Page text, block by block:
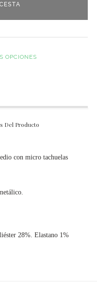
OPCIONES
Del Producto
con micro tachuelas
28%. Elastano 1%